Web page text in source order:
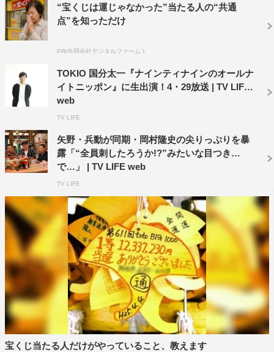
“宝くじは運じゃなかった”当たる人の“共通
点”を知っただけ
PR(合同会社デジタルファーム )
TOKIO 国分太一『ナインティナインのオールナ
イトニッポン』に生出演！4・29放送 | TV LIFE
web
TV LIFE
矢野・兵動が同期・岡村隆史の尖りっぷりを暴
露「“全員刺したろうか!?”みたいな目つき
で…」 | TV LIFE web
TV LIFE
宝くじ当たる人だけがやっていること、教えます